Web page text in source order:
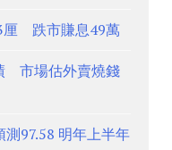
厘 跌市賺息49萬
市場估外賣燒錢
97.58 明年上半年